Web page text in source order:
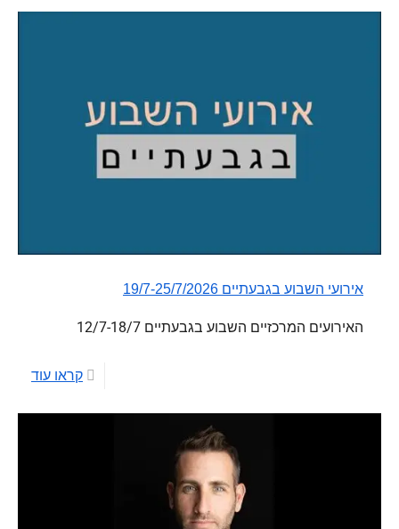
אירועי השבוע בגבעתיים 19/7-25/7/2026
האירועים המרכזיים השבוע בגבעתיים 12/7-18/7
קראו עוד